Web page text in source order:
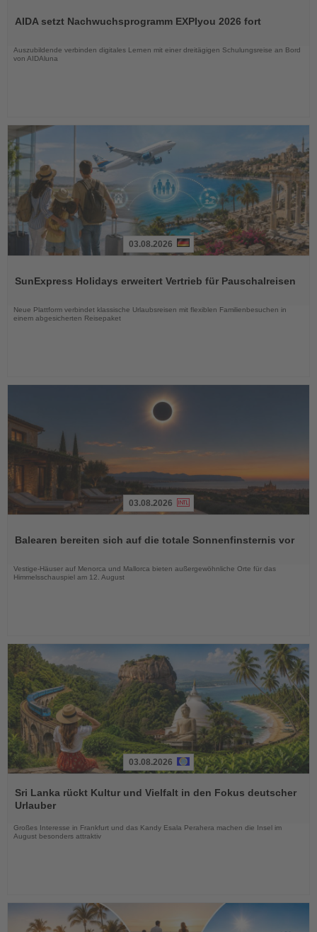
die
AIDA setzt Nachwuchsprogramm EXPIyou 2026 fort
Auszubildende verbinden digitales Lernen mit einer dreitägigen Schulungsreise an Bord
von AIDAluna
die
03.08.2026
SunExpress Holidays erweitert Vertrieb für Pauschalreisen
Neue Plattform verbindet klassische Urlaubsreisen mit flexiblen Familienbesuchen in
einem abgesicherten Reisepaket
die
03.08.2026
Balearen bereiten sich auf die totale Sonnenfinsternis vor
Vestige-Häuser auf Menorca und Mallorca bieten außergewöhnliche Orte für das
Himmelsschauspiel am 12. August
Sie
die
03.08.2026
Sri Lanka rückt Kultur und Vielfalt in den Fokus deutscher
Urlauber
Großes Interesse in Frankfurt und das Kandy Esala Perahera machen die Insel im
August besonders attraktiv